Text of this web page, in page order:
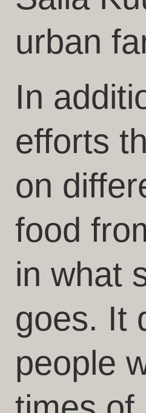
urban
In
efforts
on
food
in what
goes. It
people